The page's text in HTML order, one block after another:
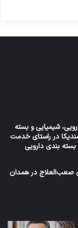
شیمیایی و بسته
در راستای خدمت
بسته بندی دارویی
صعب‌العلاج در همدان